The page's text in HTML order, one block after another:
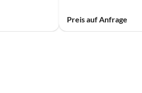
Preis auf Anfrage